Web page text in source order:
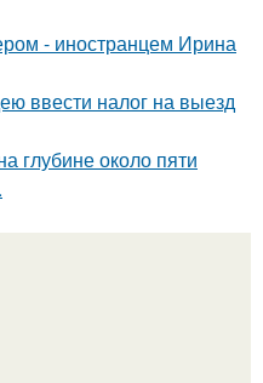
- иностранцем Ирина
ввести налог на выезд
глубине около пяти